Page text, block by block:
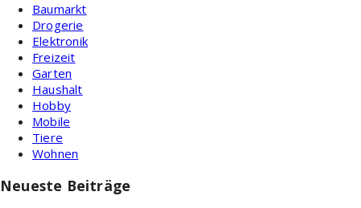
Baumarkt
Drogerie
Elektronik
Freizeit
Garten
Haushalt
Hobby
Mobile
Tiere
Wohnen
Neueste Beiträge